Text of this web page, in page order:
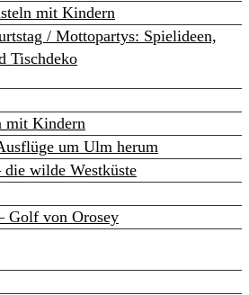
mit Kindern
/ Mottopartys: Spielideen,
Tischdeko
mit Kindern
um Ulm herum
wilde Westküste
Golf von Orosey